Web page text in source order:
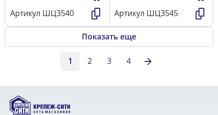
Артикул ШЦ3540
Артикул ШЦ3545
Показать еще
1 2 3 4